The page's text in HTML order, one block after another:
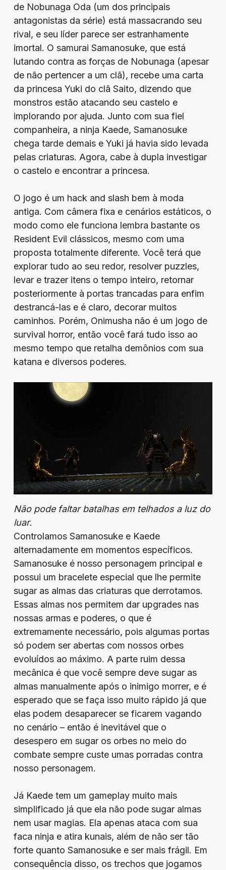
de Nobunaga Oda (um dos principais
antagonistas da série) está massacrando seu
rival, e seu líder parece ser estranhamente
imortal. O samurai Samanosuke, que está
lutando contra as forças de Nobunaga (apesar
de não pertencer a um clã), recebe uma carta
da princesa Yuki do clã Saito, dizendo que
monstros estão atacando seu castelo e
implorando por ajuda. Junto com sua fiel
companheira, a ninja Kaede, Samanosuke
chega tarde demais e Yuki já havia sido levada
pelas criaturas. Agora, cabe à dupla investigar
o castelo e encontrar a princesa.
O jogo é um hack and slash bem à moda
antiga. Com câmera fixa e cenários estáticos, o
modo como ele funciona lembra bastante os
Resident Evil clássicos, mesmo com uma
proposta totalmente diferente. Você terá que
explorar tudo ao seu redor, resolver puzzles,
levar e trazer itens o tempo inteiro, retornar
posteriormente à portas trancadas para enfim
destrancá-las e é claro, decorar muitos
caminhos. Porém, Onimusha não é um jogo de
survival horror, então você fará tudo isso ao
mesmo tempo que retalha demônios com sua
katana e diversos poderes.
Não pode faltar batalhas em telhados a luz do
luar.
Controlamos Samanosuke e Kaede
alternadamente em momentos específicos.
Samanosuke é nosso personagem principal e
possui um bracelete especial que lhe permite
sugar as almas das criaturas que derrotamos.
Essas almas nos permitem dar upgrades nas
nossas armas e poderes, o que é
extremamente necessário, pois algumas portas
só podem ser abertas com nossos orbes
evoluídos ao máximo. A parte ruim dessa
mecânica é que você sempre deve sugar as
almas manualmente após o inimigo morrer, e é
esperado que se faça isso muito rápido já que
elas podem desaparecer se ficarem vagando
no cenário – então é inevitável que o
desespero em sugar os orbes no meio do
combate sempre custe umas porradas contra
nosso personagem.
Já Kaede tem um gameplay muito mais
simplificado já que ela não pode sugar almas
nem usar magias. Ela apenas ataca com sua
faca ninja e atira kunais, além de não ser tão
forte quanto Samanosuke e ser mais frágil. Em
consequência disso, os trechos que jogamos